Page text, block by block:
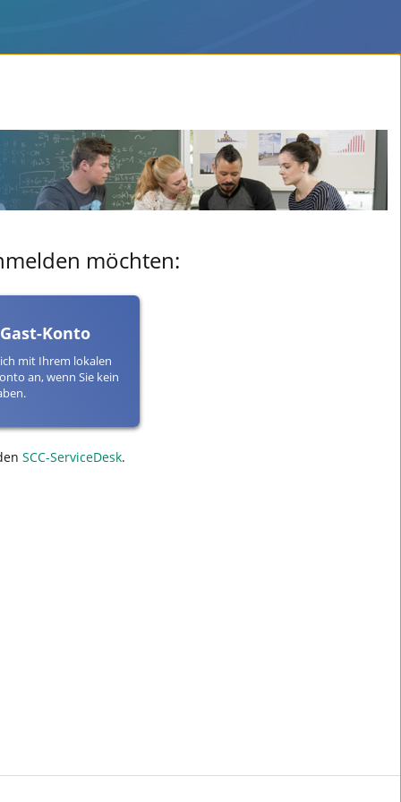
möchten:
Konto
mit Ihrem lokalen
an, wenn Sie kein
SCC-ServiceDesk.